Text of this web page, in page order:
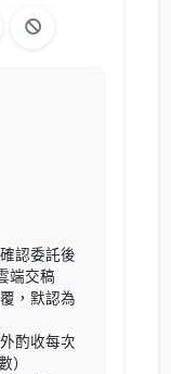
認委託後
端交稿
，默認為
酌收每次
）